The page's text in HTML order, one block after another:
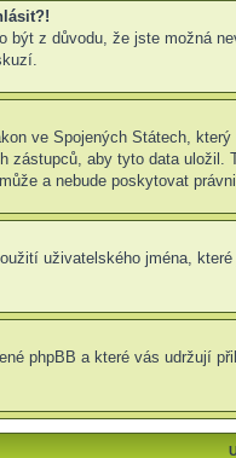
být z důvodu, že jste
ve Spojených Státech,
zástupců, aby tyto data
a nebude poskytovat
uživatelského jména,
phpBB a které vás udržují